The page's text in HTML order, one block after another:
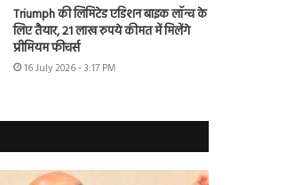
Triumph की लिमिटेड एडिशन बाइक लॉन्च के
लिए तैयार, 21 लाख रुपये कीमत में मिलेंगे
प्रीमियम फीचर्स
16 July 2026 - 3:17 PM